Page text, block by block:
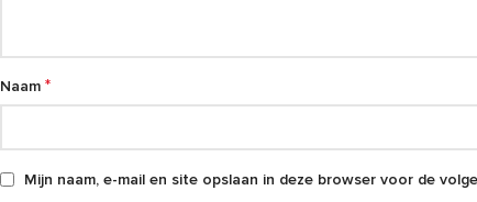
Naam *
Mijn naam, e-mail en site opslaan in deze browser voor de